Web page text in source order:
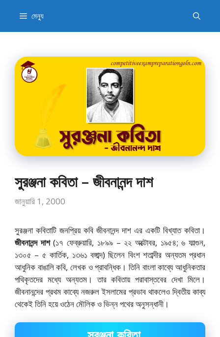
যান
মেন্যু
সুরঞ্জনা কবিতা – জীবনানন্দ দাশ
জানুয়ারি 1, 2000
সুরঞ্জনা কবিতাটি জনপ্রিয় কবি জীবনানন্দ দাশ এর একটি বিখ্যাত কবিতা।
জীবনানন্দ দাশ(১৭ ফেব্রুয়ারি, ১৮৯৯ – ২২ অক্টোবর, ১৯৫৪; ৬ ফাল্গুন,
১৩০৫ – ৫ কার্তিক, ১৩৬১ বঙ্গাব্দ) ছিলেন বিংশ শতাব্দীর অন্যতম প্রধান
আধুনিক বাঙালি কবি, লেখক ও প্রাবন্ধিক। তিনি বাংলা কাব্যে আধুনিকতার
পথিকৃতদের মধ্যে অন্যতম। তার কবিতায় পরাবাস্তবের দেখা মিলে।
জীবনানন্দের প্রথম কাব্যে নজরুল ইসলামের প্রভাব থাকলেও দ্বিতীয় কাব্য
থেকেই তিনি হয়ে ওঠেন মৌলিক ও ভিন্ন পথের অনুসন্ধানী।